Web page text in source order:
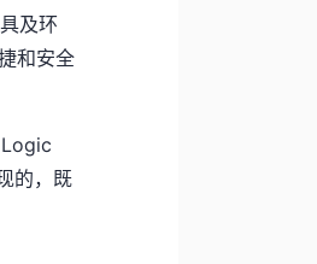
及环
和安全
的，既